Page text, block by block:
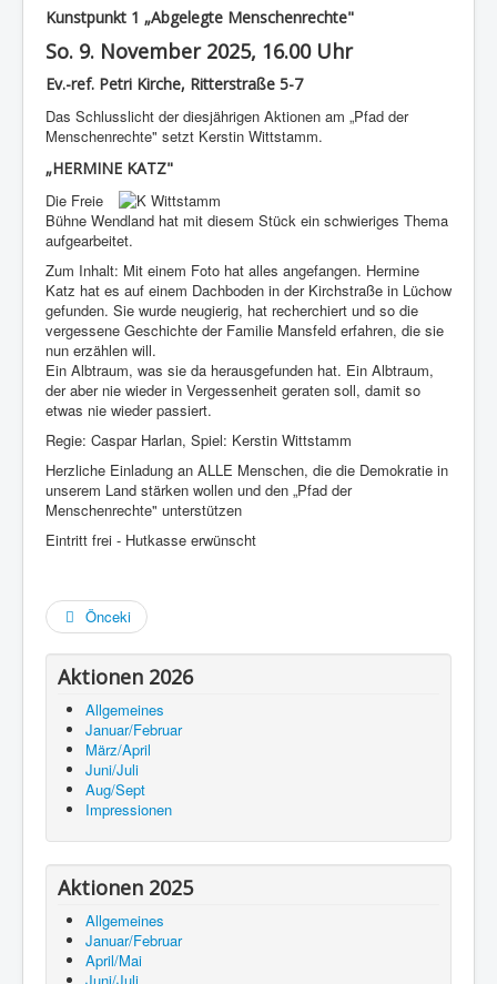
Kunstpunkt 1 „Abgelegte Menschenrechte"
So. 9. November 2025, 16.00 Uhr
Ev.-ref. Petri Kirche, Ritterstraße 5-7
Das Schlusslicht der diesjährigen Aktionen am „Pfad der
Menschenrechte" setzt Kerstin Wittstamm.
„HERMINE KATZ"
Die Freie
Bühne Wendland hat mit diesem Stück ein schwieriges Thema
aufgearbeitet.
Zum Inhalt: Mit einem Foto hat alles angefangen. Hermine
Katz hat es auf einem Dachboden in der Kirchstraße in Lüchow
gefunden. Sie wurde neugierig, hat recherchiert und so die
vergessene Geschichte der Familie Mansfeld erfahren, die sie
nun erzählen will.
Ein Albtraum, was sie da herausgefunden hat. Ein Albtraum,
der aber nie wieder in Vergessenheit geraten soll, damit so
etwas nie wieder passiert.
Regie: Caspar Harlan, Spiel: Kerstin Wittstamm
Herzliche Einladung an ALLE Menschen, die die Demokratie in
unserem Land stärken wollen und den „Pfad der
Menschenrechte" unterstützen
Eintritt frei - Hutkasse erwünscht
Önceki
Aktionen 2026
Allgemeines
Januar/Februar
März/April
Juni/Juli
Aug/Sept
Impressionen
Aktionen 2025
Allgemeines
Januar/Februar
April/Mai